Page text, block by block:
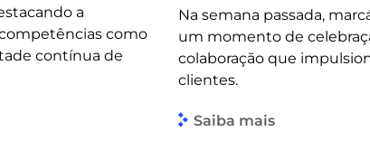
a
como
contínua de
Na semana passada,
um momento de
colaboração que
clientes.
Saiba mais